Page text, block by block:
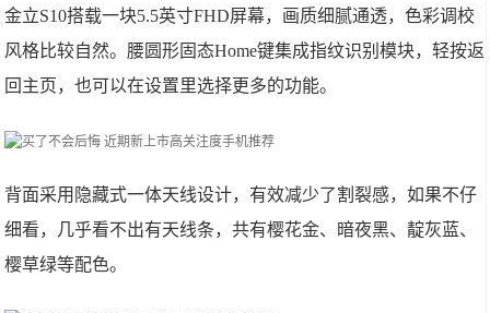
金立S10搭载一块5.5英寸FHD屏幕，画质细腻通透，色彩调校
风格比较自然。腰圆形固态Home键集成指纹识别模块，轻按返
回主页，也可以在设置里选择更多的功能。
背面采用隐藏式一体天线设计，有效减少了割裂感，如果不仔
细看，几乎看不出有天线条，共有樱花金、暗夜黑、靛灰蓝、
樱草绿等配色。